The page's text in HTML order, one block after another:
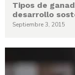
Tipos de
desarrollo
Septiembre 3, 2015